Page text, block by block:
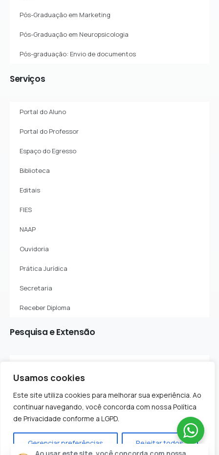
Usamos cookies
Este site utiliza cookies para melhorar sua experiência. Ao
continuar navegando, você concorda com nossa Política
de Privacidade conforme a LGPD.
Gerenciar preferências Rejeitar todos
Pós-Graduação em Marketing
Pós-Graduação em Neuropsicologia
Pós-graduação: Envio de documentos
Serviços
Portal do Aluno
Portal do Professor
Espaço do Egresso
Biblioteca
Editais
FIES
NAAP
Ouvidoria
Prática Jurídica
Secretaria
Receber Diploma
Pesquisa eExtensão
Projetos de Extensão